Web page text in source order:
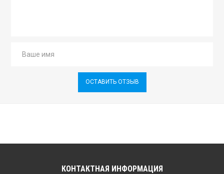
ОСТАВИТЬ ОТЗЫВ
КОНТАКТНАЯ ИНФОРМАЦИЯ